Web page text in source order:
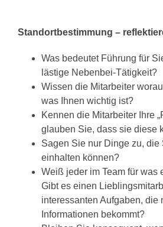
Standortbestimmung –
Was bedeutet Führung für
lästige Nebenbei-Tätigkeit?
Wissen die Mitarbeiter
was Ihnen wichtig ist?
Kennen die Mitarbeiter Ihre
glauben Sie, dass sie diese
Sagen Sie nur Dinge zu, die
einhalten können?
Weiß jeder im Team für was
Gibt es einen
interessanten Aufgaben, die
Informationen bekommt?